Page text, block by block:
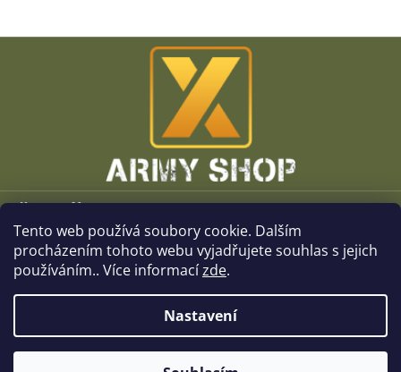
Tento web používá soubory cookie. Dalším
procházením tohoto webu vyjadřujete souhlas s jejich
používáním.. Více informacízde.
Nastavení
Z
Vše o nákupu
O společnosti
Kamenné prodejny
Kontakt